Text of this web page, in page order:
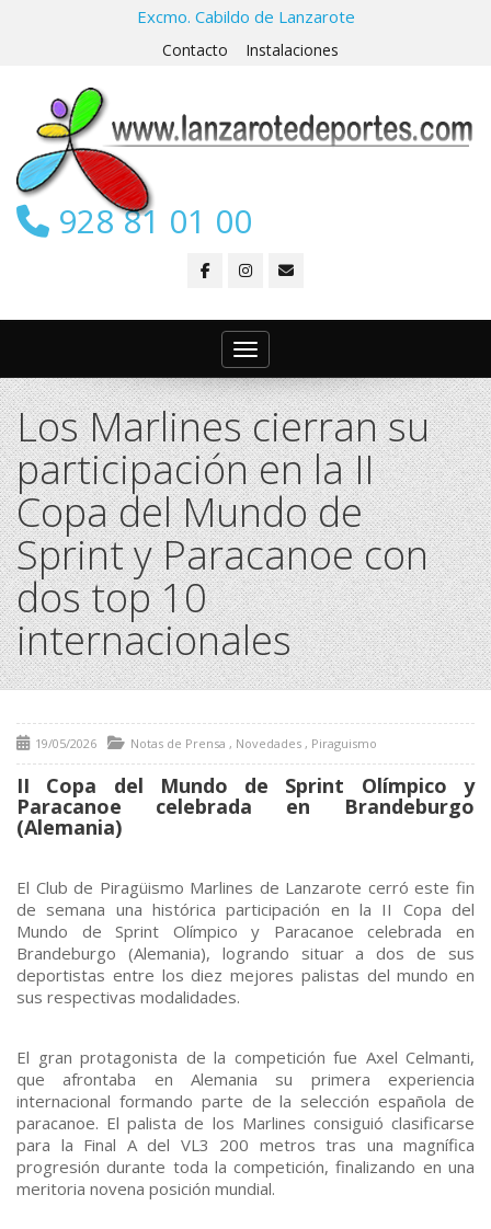
Excmo. Cabildo de Lanzarote
Contacto Instalaciones
928 81 01 00
Toggle navigation
Los Marlines cierran su
participación en la II
Copa del Mundo de
Sprint y Paracanoe con
dos top 10
internacionales
19/05/2026 Notas de Prensa , Novedades , Piraguismo
II Copa del Mundo de Sprint Olímpico y
Paracanoe celebrada en Brandeburgo
(Alemania)
El Club de Piragüismo Marlines de Lanzarote cerró este fin
de semana una histórica participación en la II Copa del
Mundo de Sprint Olímpico y Paracanoe celebrada en
Brandeburgo (Alemania), logrando situar a dos de sus
deportistas entre los diez mejores palistas del mundo en
sus respectivas modalidades.
El gran protagonista de la competición fue Axel Celmanti,
que afrontaba en Alemania su primera experiencia
internacional formando parte de la selección española de
paracanoe. El palista de los Marlines consiguió clasificarse
para la Final A del VL3 200 metros tras una magnífica
progresión durante toda la competición, finalizando en una
meritoria novena posición mundial.